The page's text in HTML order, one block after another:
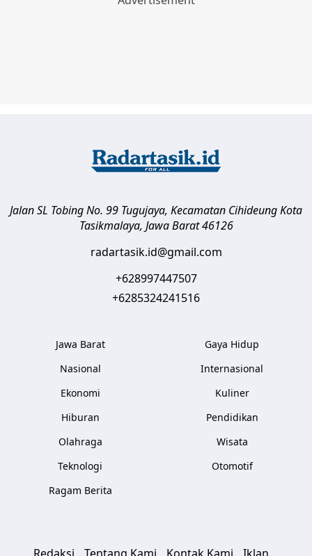
Jalan SL Tobing No. 99 Tugujaya, Kecamatan CihideungKota
Tasikmalaya, Jawa Barat 46126
radartasik.id@gmail.com
+628997447507
+6285324241516
Jawa Barat
Nasional
Ekonomi
Hiburan
Olahraga
Teknologi
Ragam Berita
Gaya Hidup
Internasional
Kuliner
Pendidikan
Wisata
Otomotif